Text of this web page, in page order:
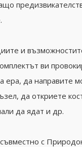
и
ви
ера, да направите
да откриете
да ядат и др.
с